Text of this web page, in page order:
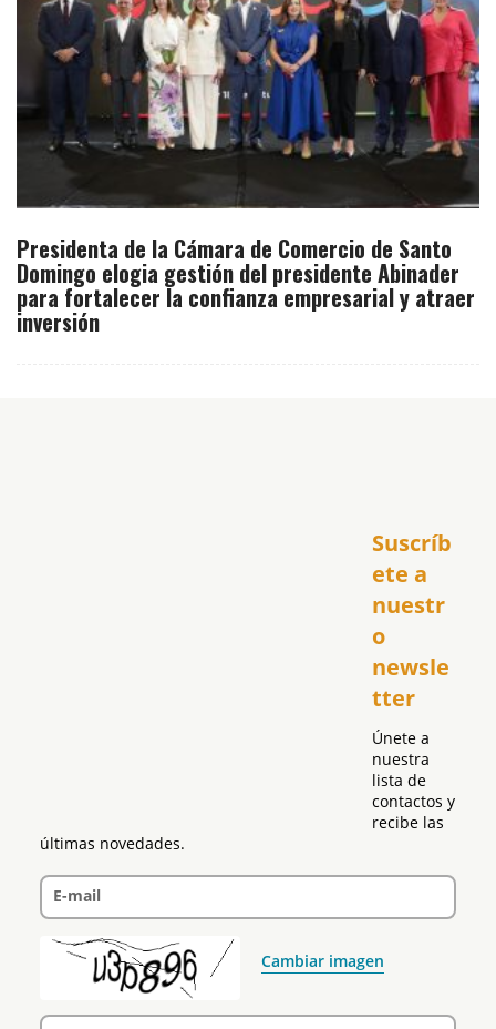
Presidenta de la Cámara de Comercio de Santo
Domingo elogia gestión del presidente Abinader
para fortalecer la confianza empresarial y atraer
inversión
Suscríb
ete a
nuestr
o
newsle
tter
Únete a
nuestra
lista de
contactos y
recibe las
últimas novedades.
E-mail
Cambiar imagen